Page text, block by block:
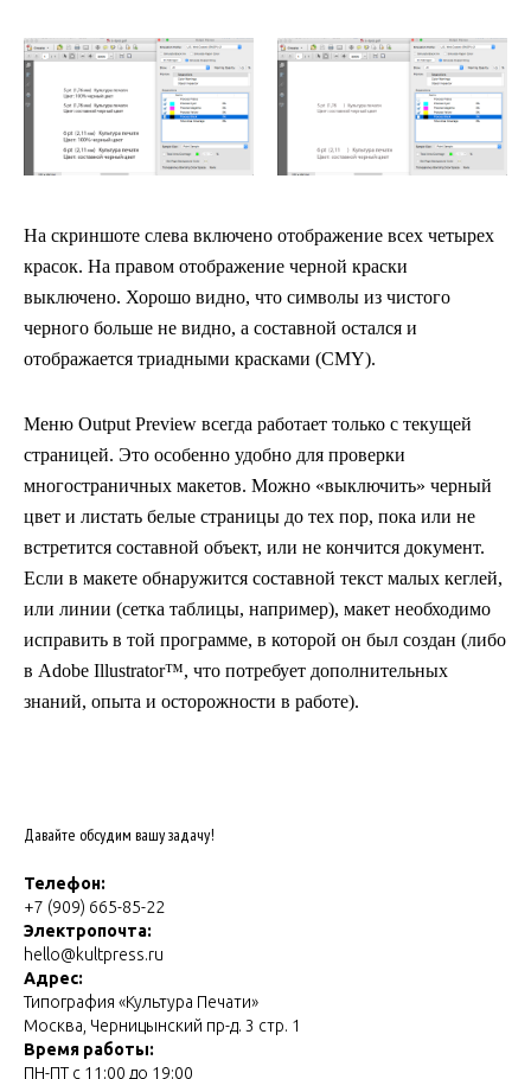
На скриншоте слева включено отображение всех четырех
красок. На правом отображение черной краски
выключено. Хорошо видно, что символы из чистого
черного больше не видно, а составной остался и
отображается триадными красками (CMY).
Меню Output Preview всегда работает только с текущей
страницей. Это особенно удобно для проверки
многостраничных макетов. Можно «выключить» черный
цвет и листать белые страницы до тех пор, пока или не
встретится составной объект, или не кончится документ.
Если в макете обнаружится составной текст малых кеглей,
или линии (сетка таблицы, например), макет необходимо
исправить в той программе, в которой он был создан (либо
в Adobe Illustrator™, что потребует дополнительных
знаний, опыта и осторожности в работе).
Давайте обсудим вашу задачу!
Телефон:
+7 (909) 665-85-22
Электропочта:
hello@kultpress.ru
Адрес:
Типография «Культура Печати»
Москва, Черницынский пр-д. 3 стр. 1
Время работы:
ПН-ПТ с 11:00 до 19:00